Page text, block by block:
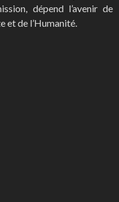
dépend l’avenir de
et de l’Humanité.